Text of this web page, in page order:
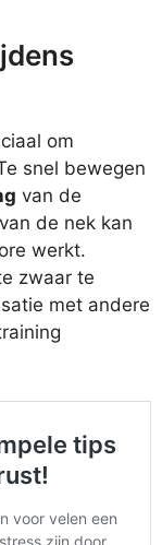
om
snel bewegen
van de
de nek kan
werkt.
zwaar te
met andere